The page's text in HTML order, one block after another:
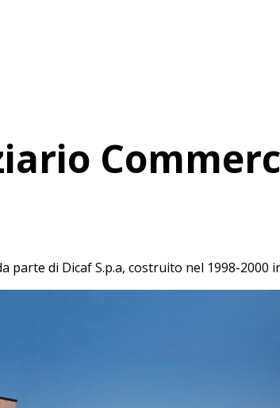
parte di Dicaf S.p.a, costruito nel 1998-2000